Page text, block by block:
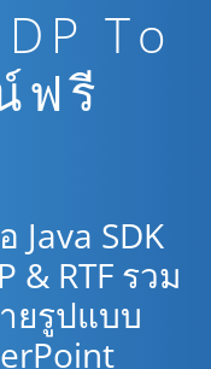
To
ฟรี
SDK
& RTF รวม
ยรูปแบบ